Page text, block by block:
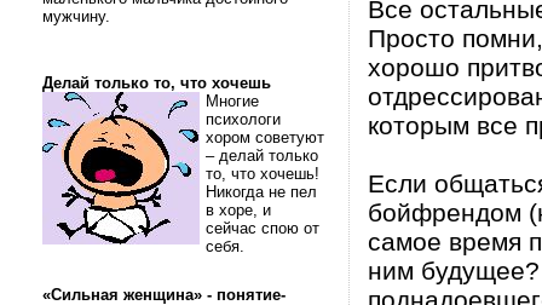
мужчину.
Делай только то, что хочешь
Многие
психологи
хором советуют
– делай только
то, что хочешь!
Никогда не пел
в хоре, и
сейчас спою от
себя.
«Сильная женщина» - понятие-
Все
Просто
хорошо
которым все
Если
бойфрендом
самое время
ним